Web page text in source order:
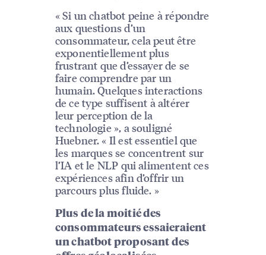
« Si un chatbot peine à répondre
aux questions d’un
consommateur, cela peut être
exponentiellement plus
frustrant que d’essayer de se
faire comprendre par un
humain. Quelques interactions
de ce type suffisent à altérer
leur perception de la
technologie », a souligné
Huebner. « Il est essentiel que
les marques se concentrent sur
l’IA et le NLP qui alimentent ces
expériences afin d’offrir un
parcours plus fluide. »
Plus de la moitié des
consommateurs essaieraient
un chatbot proposant des